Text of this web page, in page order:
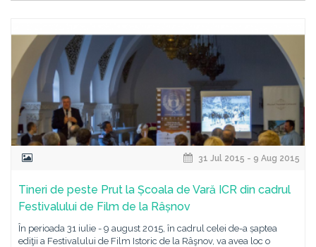
31 Jul 2015 - 9 Aug 2015
Tineri de peste Prut la Școala de Vară ICR din cadrul
Festivalului de Film de la Râșnov
În perioada 31 iulie - 9 august 2015, în cadrul celei de-a șaptea
ediţii a Festivalului de Film Istoric de la Râşnov, va avea loc o